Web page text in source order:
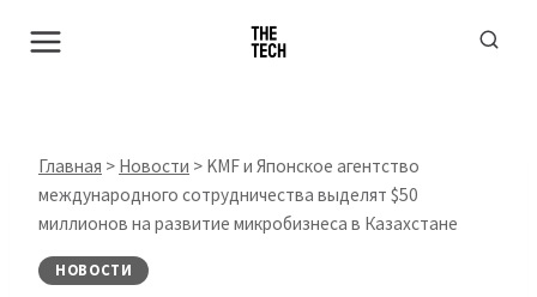
Главная > Новости > KMF и Японское агентство
международного сотрудничества выделят $50
миллионов на развитие микробизнеса в Казахстане
НОВОСТИ